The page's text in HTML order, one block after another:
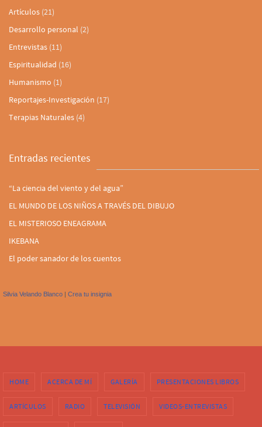
Artículos (21)
Desarrollo personal (2)
Entrevistas (11)
Espiritualidad (16)
Humanismo (1)
Reportajes-Investigación (17)
Terapias Naturales (4)
Entradas recientes
“La ciencia del viento y del agua”
EL MUNDO DE LOS NIÑOS A TRAVÉS DEL DIBUJO
EL MISTERIOSO ENEAGRAMA
IKEBANA
El poder sanador de los cuentos
Silvia Velando Blanco | Crea tu insignia
HOME ACERCA DE MÍ GALERÍA PRESENTACIONES LIBROS
ARTÍCULOS RADIO TELEVISIÓN VIDEOS-ENTREVISTAS